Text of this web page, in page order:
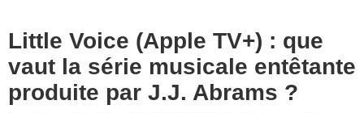
Little Voice (Apple TV+) : que
vaut la série musicale entêtante
produite par J.J. Abrams ?